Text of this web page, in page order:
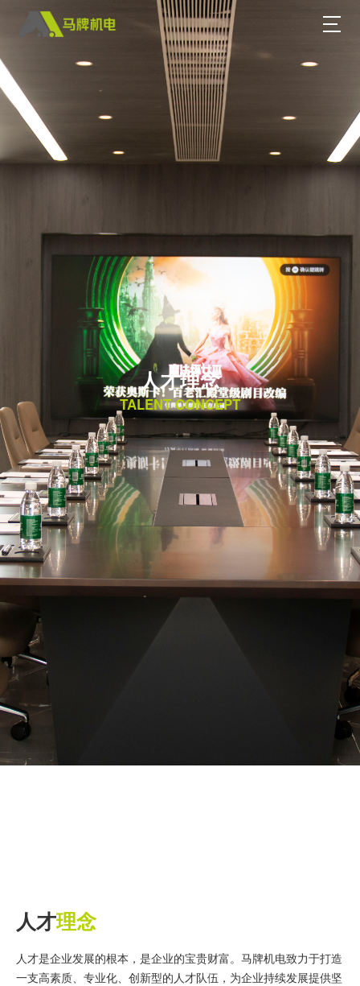
人才理念
TALENT CONCEPT
人才理念
人才是企业发展的根本，是企业的宝贵财富。马牌机电致力于打造
一支高素质、专业化、创新型的人才队伍，为企业持续发展提供坚